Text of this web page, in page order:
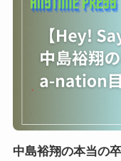
中島裕翔の本当の